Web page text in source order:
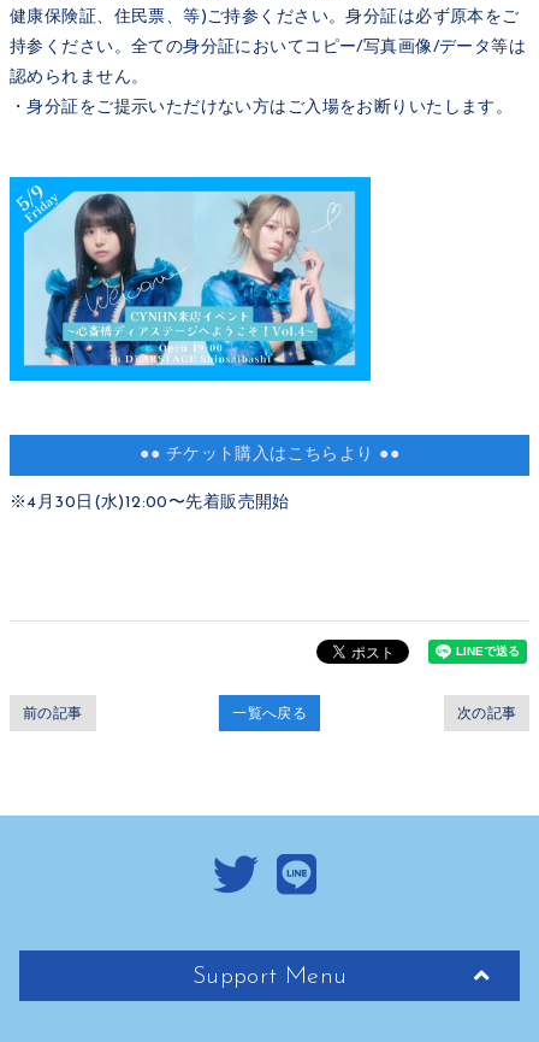
健康保険証、住⺠票、等)ご持参ください。身分証は必ず原本をご
持参ください。全ての身分証においてコピー/写真画像/データ等は
認められません。
・身分証をご提示いただけない方はご入場をお断りいたします。
●● チケット購入はこちらより ●●
※4月30日(水)12:00〜先着販売開始
次の記事
一覧へ戻る
前の記事
Support Menu